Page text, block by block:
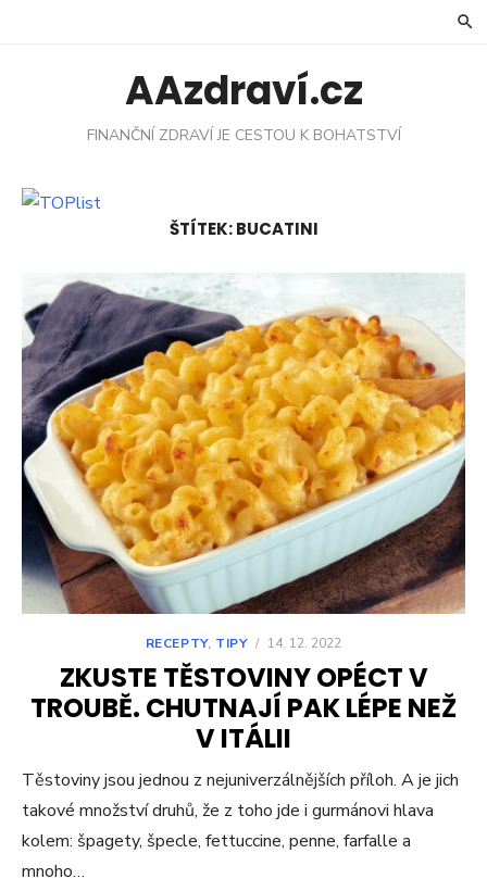
AAzdraví.cz
FINANČNÍ ZDRAVÍ JE CESTOU K BOHATSTVÍ
ŠTÍTEK:BUCATINI
RECEPTY, TIPY / 14. 12. 2022
ZKUSTE TĚSTOVINY OPÉCT V
TROUBĚ. CHUTNAJÍ PAK LÉPE NEŽ
V ITÁLII
Těstoviny jsou jednou z nejuniverzálnějších příloh. A je jich
takové množství druhů, že z toho jde i gurmánovi hlava
kolem: špagety, špecle, fettuccine, penne, farfalle a
mnoho…